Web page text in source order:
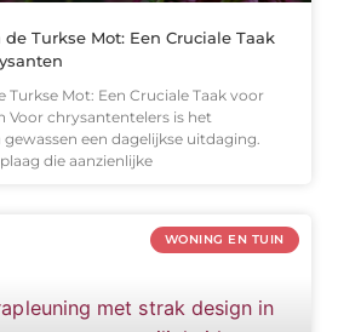
Turkse Mot: Een Cruciale Taak
Turkse Mot: Een Cruciale Taak voor
Voor chrysantentelers is het
een dagelijkse uitdaging.
die aanzienlijke
WONING EN TUIN